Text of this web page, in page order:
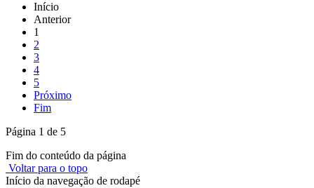
Início
Anterior
1
2
3
4
5
Próximo
Fim
Página 1 de 5
Fim do conteúdo da página
Voltar para o topo
Início da navegação de rodapé